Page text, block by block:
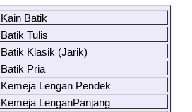
Kain Batik
Batik Tulis
Batik Klasik (Jarik)
Batik Pria
Kemeja Lengan Pendek
Kemeja LenganPanjang